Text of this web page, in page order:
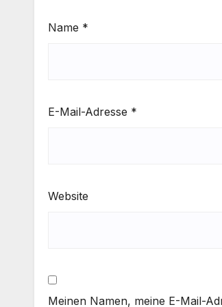
Name *
E-Mail-Adresse *
Website
Meinen Namen, meine E-Mail-